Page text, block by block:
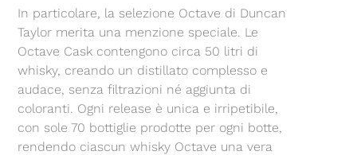
In particolare, la selezione Octave di Duncan
Taylor merita una menzione speciale. Le
Octave Cask contengono circa 50 litri di
whisky, creando un distillato complesso e
audace, senza filtrazioni né aggiunta di
coloranti. Ogni release è unica e irripetibile,
con sole 70 bottiglie prodotte per ogni botte,
rendendo ciascun whisky Octave una vera